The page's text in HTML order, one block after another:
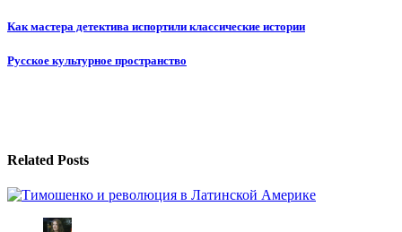
Навигация
по
Как мастера детектива испортили классические истории
Русское культурное пространство
Related Posts